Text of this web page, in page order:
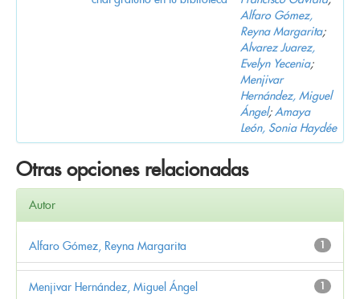
Alfaro Gómez,
Reyna Margarita;
Alvarez Juarez,
Evelyn Yecenia;
Menjivar
Hernández, Miguel
Ángel; Amaya
León, Sonia Haydée
Otras opciones relacionadas
Autor
1
Alfaro Gómez, Reyna Margarita
1
Menjivar Hernández, Miguel Ángel